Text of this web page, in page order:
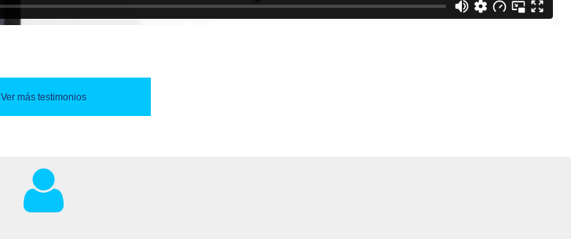
Ver más testimonios